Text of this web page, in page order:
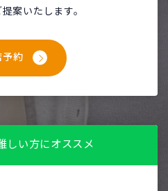
案いたします。
予約
しい方にオススメ